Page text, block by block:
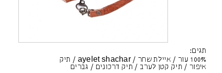
תגים:
100% עור
/ איילת שחר /
ayelet shachar
/ תיק
איפור / תיק קטן לערב / תיק דרכונים / גברים